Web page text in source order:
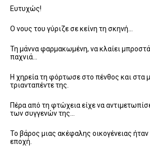
Ευτυχώς!
Ο νους του γύριζε σε κείνη τη σκηνή…
Τη μάννα φαρμακωμένη, να κλαίει
παχνιά…
Η χηρεία τη φόρτωσε στο πένθος και στα
τριανταπέντε της.
Πέρα από τη φτώχεια είχε να
των συγγενών της…
Το βάρος μιας ακέφαλης οικογένειας ήταν
εποχή.